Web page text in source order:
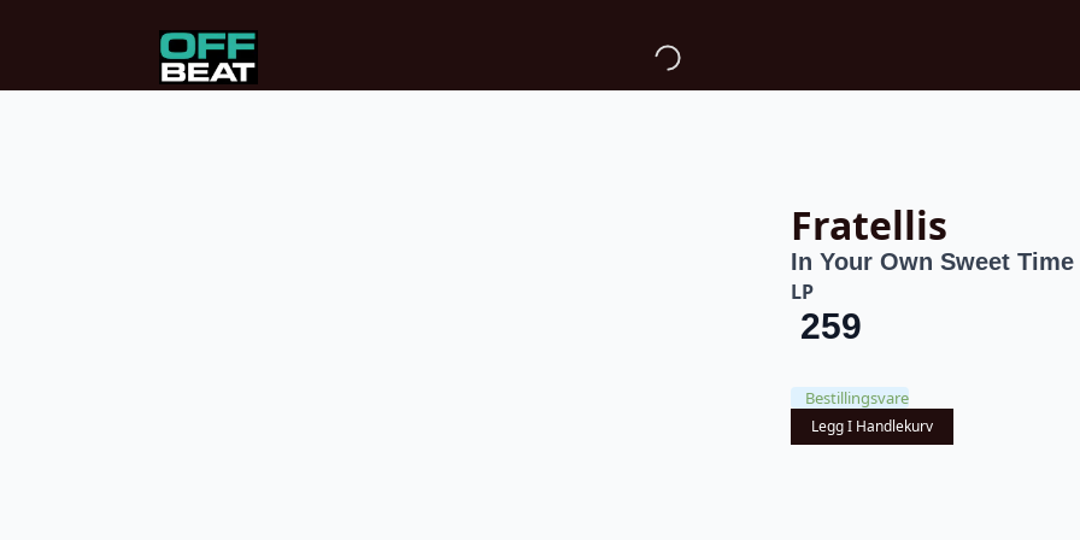
Fratellis
In Your Own Sweet Time
LP
259
Bestillingsvare
Legg I Handlekurv